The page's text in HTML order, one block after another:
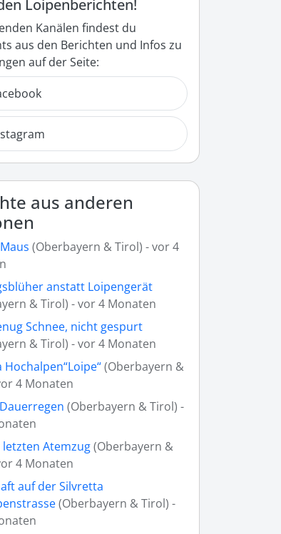
Loipenberichten!
Kanälen findest du
aus den Berichten und Infos zu
auf der Seite:
aus anderen
(Oberbayern & Tirol) - vor 4
anstatt Loipengerät
& Tirol) - vor 4 Monaten
Schnee, nicht gespurt
& Tirol) - vor 4 Monaten
(Oberbayern &
4 Monaten
(Oberbayern & Tirol) -
letzten Atemzug(Oberbayern &
4 Monaten
auf der Silvretta
(Oberbayern & Tirol) -